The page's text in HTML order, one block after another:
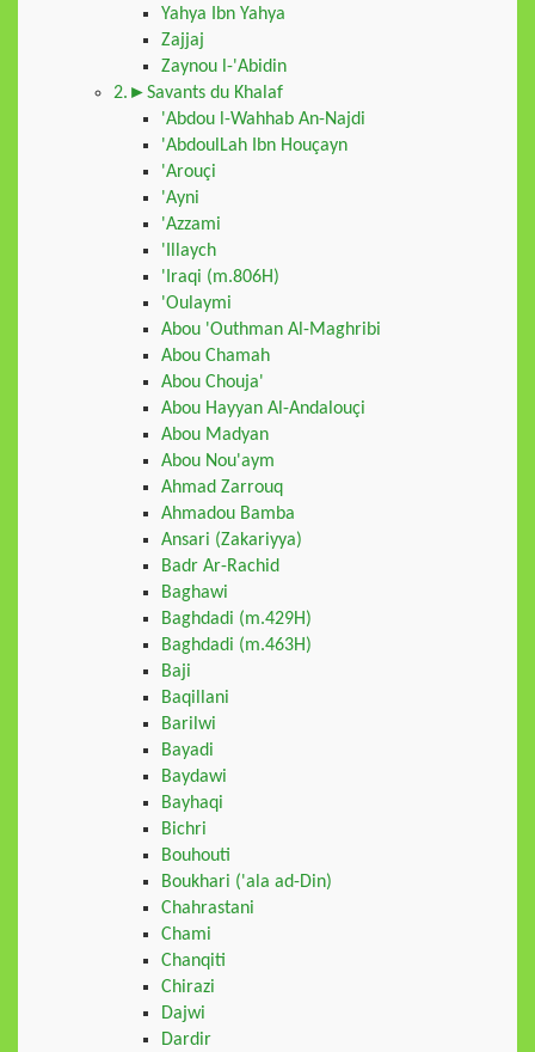
Yahya Ibn Yahya
Zajjaj
Zaynou l-'Abidin
2.►Savants du Khalaf
'Abdou l-Wahhab An-Najdi
'AbdoulLah Ibn Houçayn
'Arouçi
'Ayni
'Azzami
'Illaych
'Iraqi (m.806H)
'Oulaymi
Abou 'Outhman Al-Maghribi
Abou Chamah
Abou Chouja'
Abou Hayyan Al-Andalouçi
Abou Madyan
Abou Nou'aym
Ahmad Zarrouq
Ahmadou Bamba
Ansari (Zakariyya)
Badr Ar-Rachid
Baghawi
Baghdadi (m.429H)
Baghdadi (m.463H)
Baji
Baqillani
Barilwi
Bayadi
Baydawi
Bayhaqi
Bichri
Bouhouti
Boukhari ('ala ad-Din)
Chahrastani
Chami
Chanqiti
Chirazi
Dajwi
Dardir